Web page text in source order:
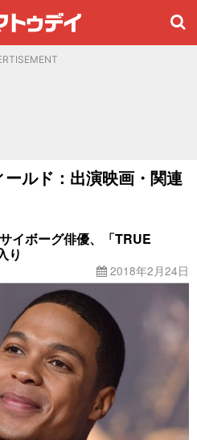
ルド：出演映画・関連
イボーグ俳優、「TRUE
り
2018年2月24日